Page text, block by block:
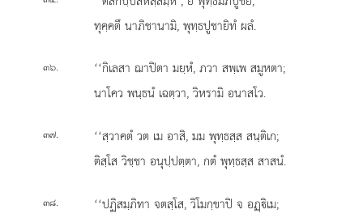
ทุคฺคตึ นาภิชานามิ, พุทฺธปูชายิทํ ผลํ.
๓๖.
‘‘กิเลสา ฌาปิตา มยฺหํ, ภวา สพฺเพ สมูหตา;
นาโคว พนฺธนํ เฉตฺวา, วิหรามิ อนาสโว.
๓๗.
‘‘สฺวาคตํ วต เม อาสิ, มม พุทฺธสฺส สนฺติเก;
ติสฺโส วิชฺชา อนุปฺปตฺตา, กตํ พุทฺธสฺส สาสนํ.
๓๘. ‘‘ปฏิสมฺภิทา จตสฺโส, วิโมกฺขาปิ จ อฏฺิเม;